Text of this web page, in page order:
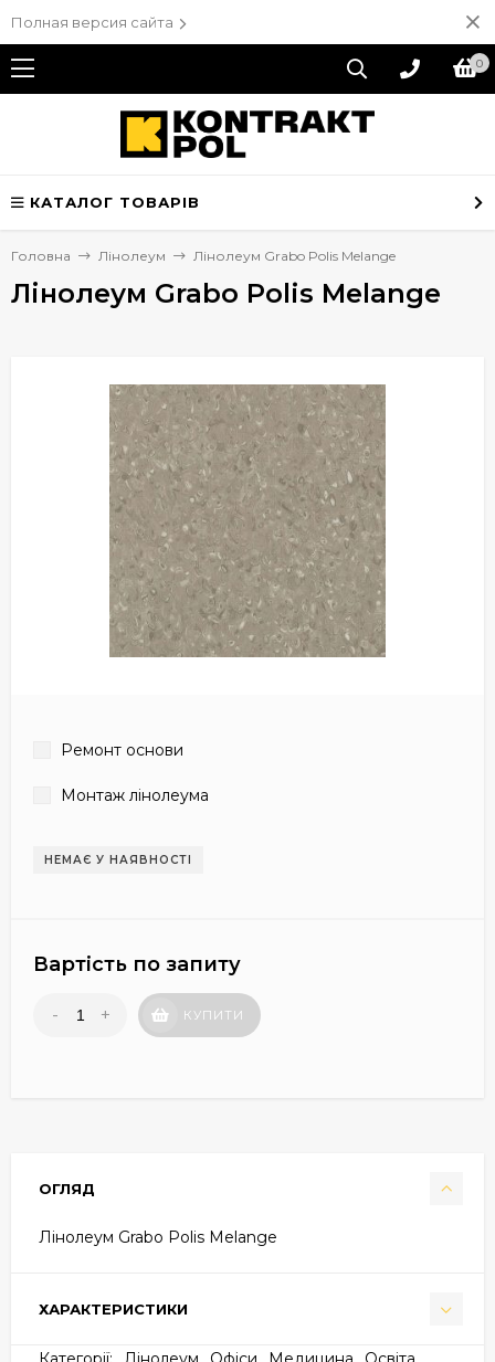
Полная версия сайта
0
КАТАЛОГ ТОВАРІВ
Головна Лінолеум Лінолеум Grabo Polis Melange
Лінолеум Grabo Polis Melange
Ремонт основи
Монтаж лінолеума
НЕМАЄ У НАЯВНОСТІ
Вартість по запиту
- + КУПИТИ
ОГЛЯД
Лінолеум Grabo Polis Melange
ХАРАКТЕРИСТИКИ